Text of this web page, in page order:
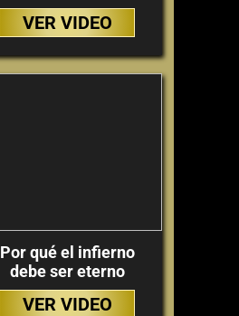
VER VIDEO
Por qué el infierno
debe ser eterno
VER VIDEO